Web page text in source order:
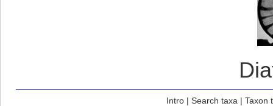
Intro| Search taxa | Taxon